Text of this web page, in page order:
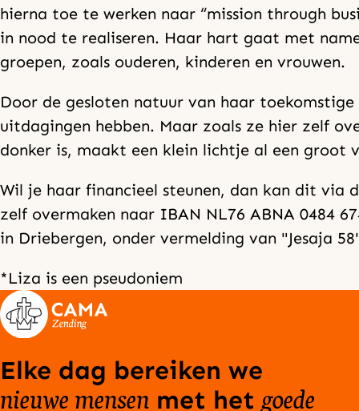
hierna toe te werken naar “mission through
in nood te realiseren. Haar hart gaat met
groepen, zoals ouderen, kinderen en vrouwen.
Door de gesloten natuur van haar
uitdagingen hebben. Maar zoals ze hier zelf
donker is, maakt een klein lichtje al een groot
Wil je haar financieel steunen, dan kan dit via
zelf overmaken naar IBAN NL76 ABNA 0484
in Driebergen, onder vermelding van "Jesaja
*Liza is een pseudoniem
Elke dag bereiken we
nieuwe mensen met het goede